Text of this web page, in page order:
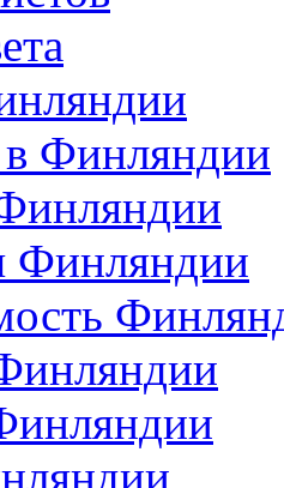
Финляндии
Финляндии